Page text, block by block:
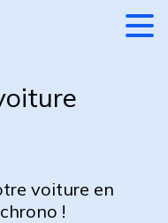
voiture en
!